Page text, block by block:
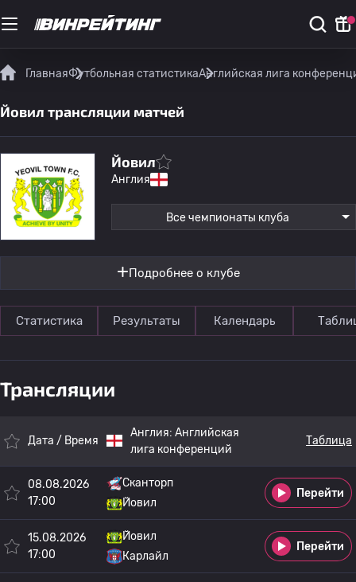
ГлавнаяФутбольная статистикаАнглийская лига
Йовил трансляции матчей
Йовил
Англия
Все чемпионаты клуба
Подробнее о клубе
Статистика Результаты Календарь
Трансляции
Дата / Время
Англия: Английская
лига конференций
Таблица
08.08.2026
17:00
Сканторп
Йовил
Перейти
15.08.2026
17:00
Йовил
Карлайл
Перейти